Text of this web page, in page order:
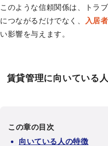
このような信頼関係は、トラ
につながるだけでなく、
入居
い影響を与えます。
賃貸管理に向いている
この章の目次
向いている人の特徴